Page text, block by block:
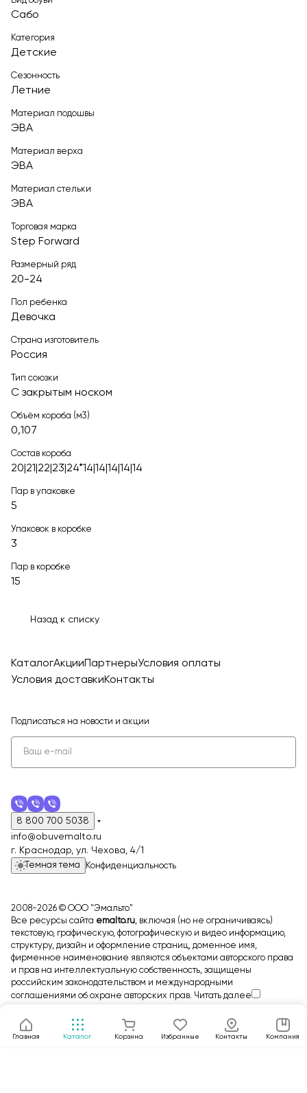
Сабо
Категория
Детские
Сезонность
Летние
Материал подошвы
ЭВА
Материал верха
ЭВА
Материал стельки
ЭВА
Торговая марка
Step Forward
Размерный ряд
20-24
Пол ребенка
Девочка
Страна изготовитель
Россия
Тип союзки
С закрытым носком
Объём короба (м3)
0,107
Состав короба
20|21|22|23|24*14|14|14|14|14
Пар в упаковке
5
Упаковок в коробке
3
Пар в коробке
15
Назад к списку
Главная Каталог Корзина Избранные Контакты Компания
КаталогАкции ПартнерыУсловия оплаты
Условия доставкиКонтакты
Подписаться на новости и акции
8 800 700 5038
info@obuvemalto.ru
г. Краснодар, ул. Чехова, 4/1
Темная тема Конфиденциальность
2008-2026 © ООО "Эмальто"
Все ресурсы сайта emalto.ru, включая (но не ограничиваясь)
текстовую, графическую, фотографическую и видео информацию,
структуру, дизайн и оформление страниц, доменное имя,
фирменное наименование являются объектами авторского права
и прав на интеллектуальную собственность, защищены
российским законодательством и международными
соглашениями об охране авторских прав. Читать далее